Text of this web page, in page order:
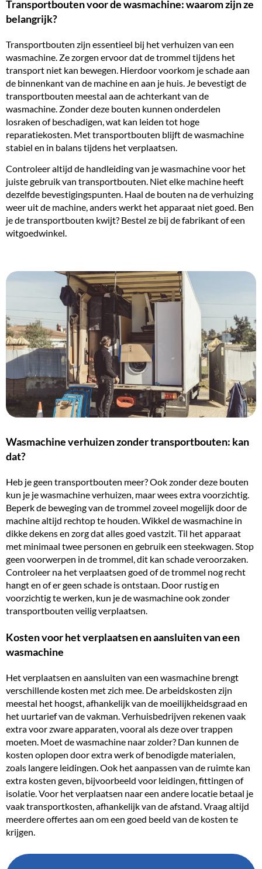
Transportbouten voor de wasmachine: waarom zijn ze
belangrijk?
Transportbouten zijn essentieel bij het verhuizen van een
wasmachine. Ze zorgen ervoor dat de trommel tijdens het
transport niet kan bewegen. Hierdoor voorkom je schade aan
de binnenkant van de machine en aan je huis. Je bevestigt de
transportbouten meestal aan de achterkant van de
wasmachine. Zonder deze bouten kunnen onderdelen
losraken of beschadigen, wat kan leiden tot hoge
reparatiekosten. Met transportbouten blijft de wasmachine
stabiel en in balans tijdens het verplaatsen.
Controleer altijd de handleiding van je wasmachine voor het
juiste gebruik van transportbouten. Niet elke machine heeft
dezelfde bevestigingspunten. Haal de bouten na de verhuizing
weer uit de machine, anders werkt het apparaat niet goed. Ben
je de transportbouten kwijt? Bestel ze bij de fabrikant of een
witgoedwinkel.
Wasmachine verhuizen zonder transportbouten: kan
dat?
Heb je geen transportbouten meer? Ook zonder deze bouten
kun je je wasmachine verhuizen, maar wees extra voorzichtig.
Beperk de beweging van de trommel zoveel mogelijk door de
machine altijd rechtop te houden. Wikkel de wasmachine in
dikke dekens en zorg dat alles goed vastzit. Til het apparaat
met minimaal twee personen en gebruik een steekwagen. Stop
geen voorwerpen in de trommel, dit kan schade veroorzaken.
Controleer na het verplaatsen goed of de trommel nog recht
hangt en of er geen schade is ontstaan. Door rustig en
voorzichtig te werken, kun je de wasmachine ook zonder
transportbouten veilig verplaatsen.
Kosten voor het verplaatsen en aansluiten van een
wasmachine
Het verplaatsen en aansluiten van een wasmachine brengt
verschillende kosten met zich mee. De arbeidskosten zijn
meestal het hoogst, afhankelijk van de moeilijkheidsgraad en
het uurtarief van de vakman. Verhuisbedrijven rekenen vaak
extra voor zware apparaten, vooral als deze over trappen
moeten. Moet de wasmachine naar zolder? Dan kunnen de
kosten oplopen door extra werk of benodigde materialen,
zoals langere leidingen. Ook het aanpassen van de ruimte kan
extra kosten geven, bijvoorbeeld voor leidingen, fittingen of
isolatie. Voor het verplaatsen naar een andere locatie betaal je
vaak transportkosten, afhankelijk van de afstand. Vraag altijd
meerdere offertes aan om een goed beeld van de kosten te
krijgen.